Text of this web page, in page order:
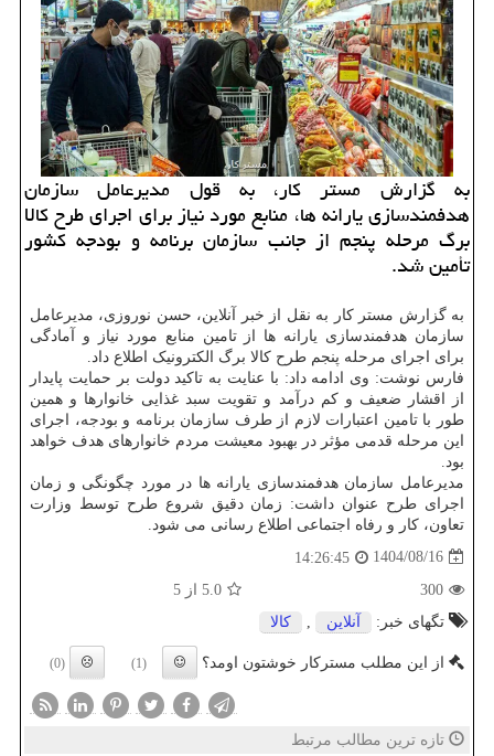
به گزارش مستر کار، به قول مدیرعامل سازمان
هدفمندسازی یارانه ها، منابع مورد نیاز برای اجرای طرح کالا
برگ مرحله پنجم از جانب سازمان برنامه و بودجه کشور
تأمین شد.
به گزارش مستر کار به نقل از خبر آنلاین، حسن نوروزی، مدیرعامل
سازمان هدفمندسازی یارانه ها از تامین منابع مورد نیاز و آمادگی
برای اجرای مرحله پنجم طرح کالا برگ الکترونیک اطلاع داد.
فارس نوشت: وی ادامه داد: با عنایت به تاکید دولت بر حمایت پایدار
از اقشار ضعیف و کم درآمد و تقویت سبد غذایی خانوارها و همین
طور با تامین اعتبارات لازم از طرف سازمان برنامه و بودجه، اجرای
این مرحله قدمی مؤثر در بهبود معیشت مردم خانوارهای هدف خواهد
بود.
مدیرعامل سازمان هدفمندسازی یارانه ها در مورد چگونگی و زمان
اجرای طرح عنوان داشت: زمان دقیق شروع طرح توسط وزارت
تعاون، کار و رفاه اجتماعی اطلاع رسانی می شود.
1404/08/16
14:26:45
300
5.0 از 5
تگهای خبر:
آنلاین , كالا
از این مطلب مسترکار خوشتون اومد؟ (1)
(0)
تازه ترین مطالب مرتبط